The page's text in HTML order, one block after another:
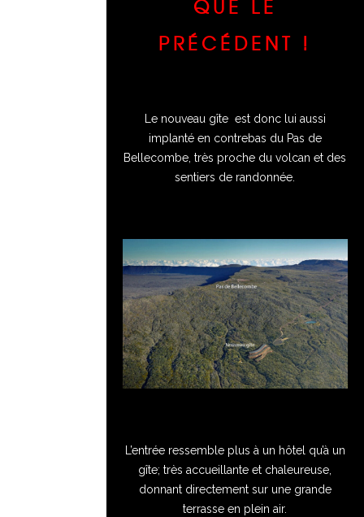
QUE LE
PRÉCÉDENT !
Le nouveau gîte est donc lui aussi
implanté en contrebas du Pas de
Bellecombe, très proche du volcan et des
sentiers de randonnée.
L’entrée ressemble plus à un hôtel qu’à un
gîte; très accueillante et chaleureuse,
donnant directement sur une grande
terrasse en plein air.